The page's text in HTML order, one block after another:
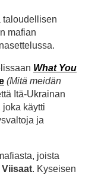
taloudellisen
mafian
What You
(Mitä meidän
Itä-Ukrainan
käytti
ja
joista
. Kyseisen